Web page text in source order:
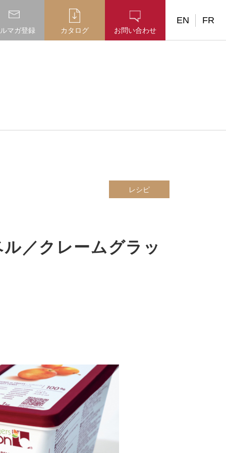
マガ登録 カタログ お問い合わせ
EN FR
レシピ
／クレームグラッ